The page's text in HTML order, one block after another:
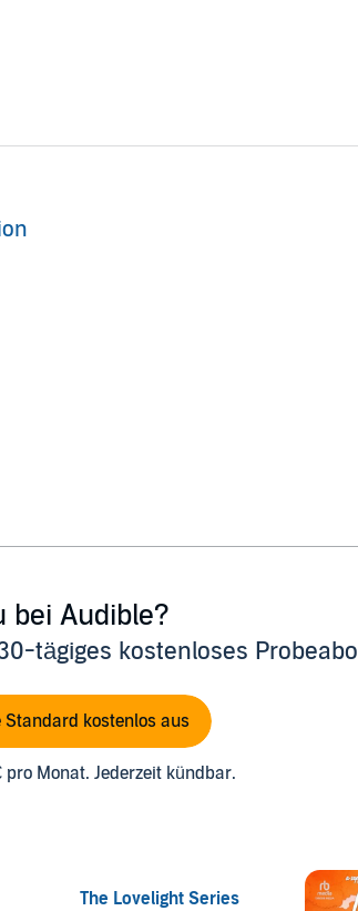
bei Audible?
tägiges kostenloses Probeabo
Standard kostenlos aus
pro Monat. Jederzeit kündbar.
The Lovelight Series